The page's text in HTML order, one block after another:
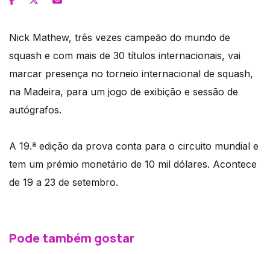
Nick Mathew, três vezes campeão do mundo de
squash e com mais de 30 títulos internacionais, vai
marcar presença no torneio internacional de squash,
na Madeira, para um jogo de exibição e sessão de
autógrafos.
A 19.ª edição da prova conta para o circuito mundial e
tem um prémio monetário de 10 mil dólares. Acontece
de 19 a 23 de setembro.
Pode também gostar